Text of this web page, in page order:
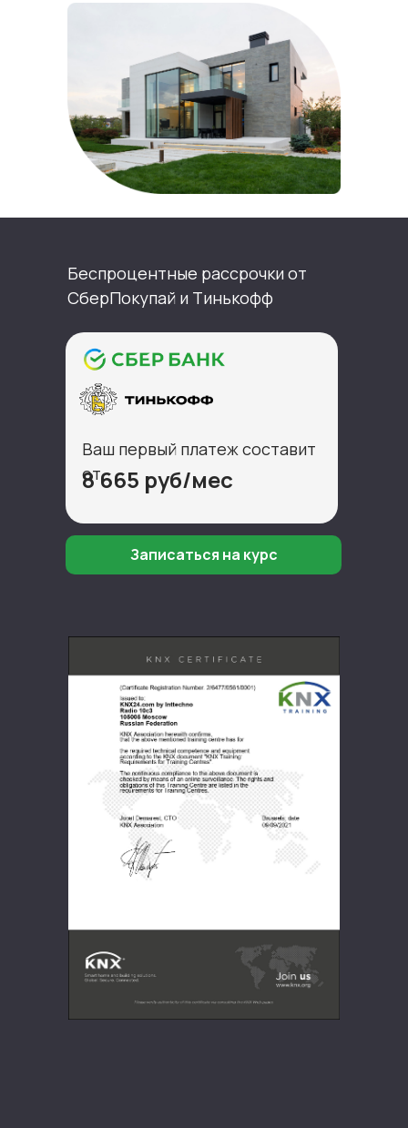
Записаться на курс
Ваш первый платеж составит
от
Беспроцентные рассрочки от
СберПокупай и Тинькофф
8 665 руб/мес